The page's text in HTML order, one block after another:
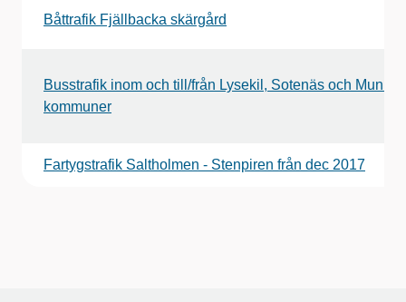
Båttrafik Fjällbacka skärgård
Busstrafik inom och till/från Lysekil, Sotenäs och
kommuner
Fartygstrafik Saltholmen - Stenpiren från dec 2017